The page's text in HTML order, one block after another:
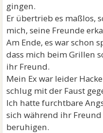
gingen.
Er übertrieb es maßlos,
mich, seine Freunde
Am Ende, es war schon
dass mich beim Grillen
ihr Freund.
Mein Ex war leider
schlug mit der Faust
Ich hatte furchtbare
sich während ihr
beruhigen.